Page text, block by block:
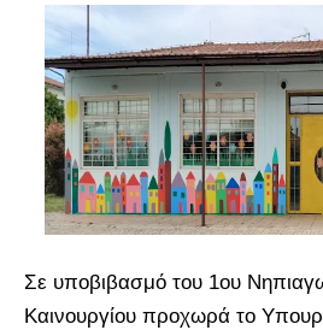
Σε υποβιβασμό του 1ου
Καινουργίου προχωρά το